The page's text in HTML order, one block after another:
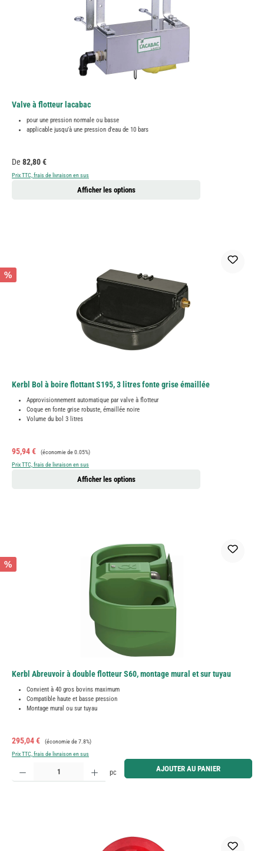
Valve à flotteur lacabac
pour une pression normale ou basse
applicable jusqu'à une pression d'eau de 10 bars
Prix régulier :
De 82,80 €
Prix TTC, frais de livraison en sus
Afficher les options
%
Kerbl Bol à boire flottant S195, 3 litres fonte grise émaillée
Approvisionnement automatique par valve à flotteur
Coque en fonte grise robuste, émaillée noire
Volume du bol 3 litres
Prix de vente :
95,94 € Prix régulier :
(économie de 0.05%)
Prix TTC, frais de livraison en sus
Afficher les options
%
Kerbl Abreuvoir à double flotteur S60, montage mural et sur tuyau
Convient à 40 gros bovins maximum
Compatible haute et basse pression
Montage mural ou sur tuyau
Prix de vente :
295,04 € Prix régulier :
(économie de 7.8%)
Prix TTC, frais de livraison en sus
Quantité de produit : Entrez la quantité souhaitée ou utilisez les boutons pour augmenter ou
pc AJOUTER AU PANIER